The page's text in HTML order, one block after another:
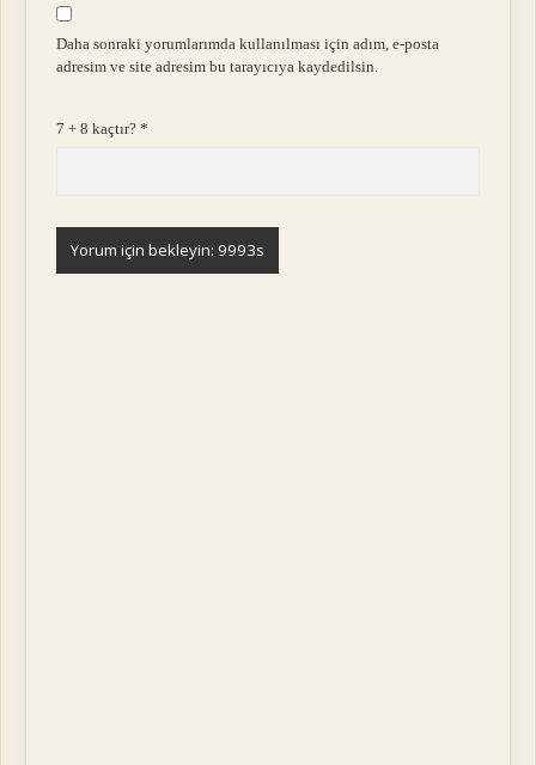
Daha sonraki yorumlarımda kullanılması için adım, e-posta
adresim ve site adresim bu tarayıcıya kaydedilsin.
7 + 8 kaçtır?*